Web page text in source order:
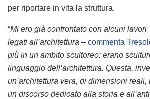
per riportare in vita la struttura.
“Mi ero già confrontato con alcuni lavori
legati all’architettura – commenta
più in un ambito scultoreo: erano
linguaggio dell’architettura. Questa,
un’architettura vera, di dimensioni reali,
un discorso dedicato alla storia e